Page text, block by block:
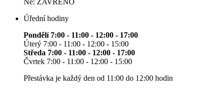
Úřední hodiny
Pondělí 7:00 - 11:00 - 12:00 - 17:00
Úterý 7:00 - 11:00 - 12:00 - 15:00
Středa 7:00 - 11:00 - 12:00 - 17:00
Čvrtek 7:00 - 11:00 - 12:00 - 15:00
Přestávka je každý den od 11:00 do 12:00 hodin